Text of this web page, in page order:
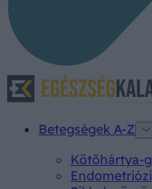
Betegségek A-Z
Kötőhártya-